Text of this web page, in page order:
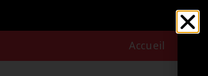
Accueil